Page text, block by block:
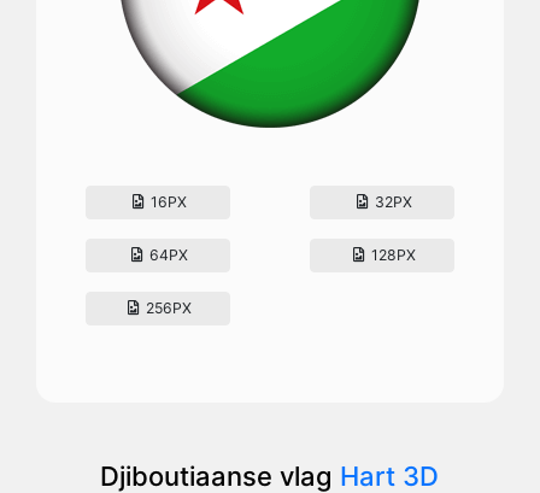
16PX 32PX
64PX 128PX
256PX
Djiboutiaanse vlag Hart 3D